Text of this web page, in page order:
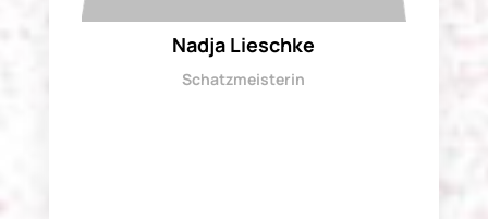
Nadja Lieschke
Schatzmeisterin